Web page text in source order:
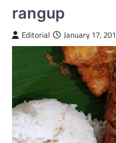
rangup
Editorial January 17,